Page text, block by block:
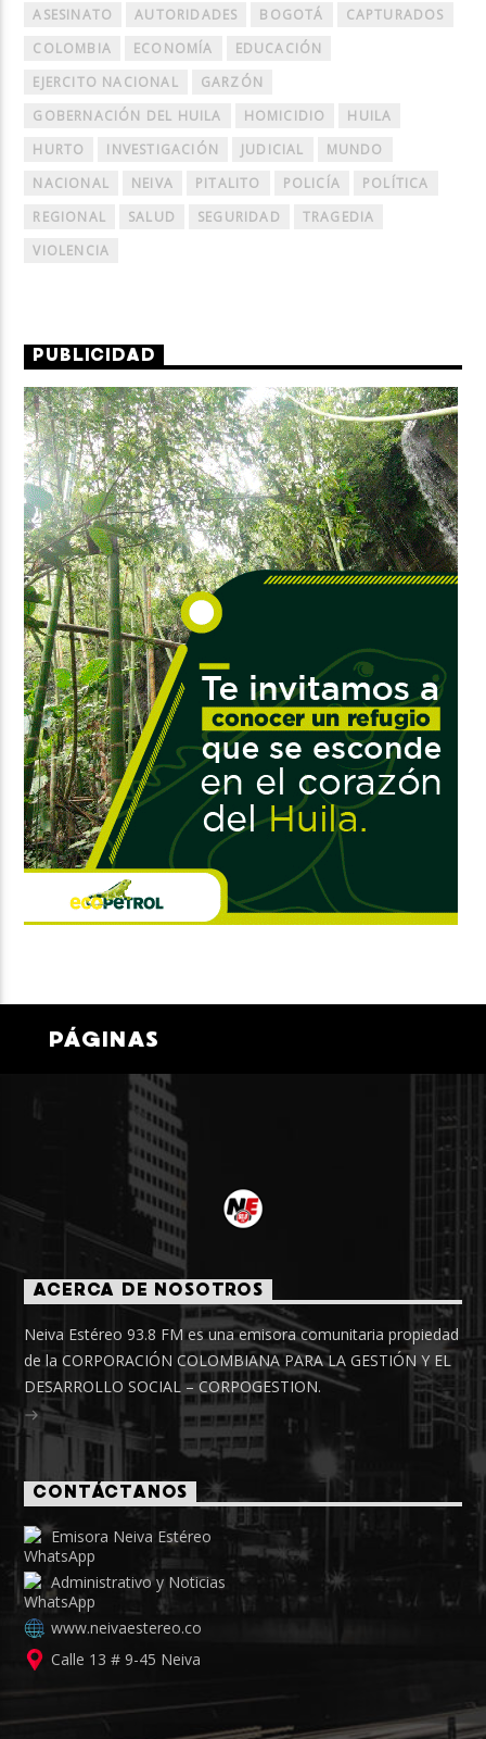
ASESINATO AUTORIDADES BOGOTÁ
CAPTURADOS
COLOMBIA
ECONOMÍA
EDUCACIÓN
EJERCITO NACIONAL
GARZÓN
GOBERNACIÓN DEL HUILA
HOMICIDIO
HUILA
HURTO
INVESTIGACIÓN JUDICIAL
MUNDO
NACIONAL
NEIVA PITALITO POLICÍA
POLÍTICA
REGIONAL
SALUD SEGURIDAD
TRAGEDIA
VIOLENCIA
PUBLICIDAD
PÁGINAS
ACERCA DE NOSOTROS
Neiva Estéreo 93.8 FM es una emisora comunitaria propiedad
de la CORPORACIÓN COLOMBIANA PARA LA GESTIÓN Y EL
DESARROLLO SOCIAL – CORPOGESTION.
CONTÁCTANOS
Emisora Neiva Estéreo
Administrativo y Noticias
www.neivaestereo.co
Calle 13 # 9-45 Neiva